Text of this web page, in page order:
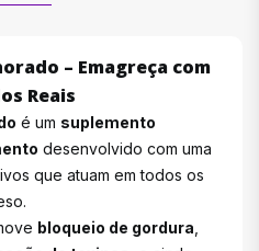
– Emagreça com
Reais
é um suplemento
desenvolvido com uma
que atuam em todos os
bloqueio de gordura